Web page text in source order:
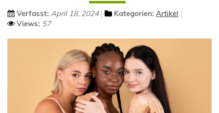
Verfasst: April 18, 2024 Kategorien: Artikel
Views: 57